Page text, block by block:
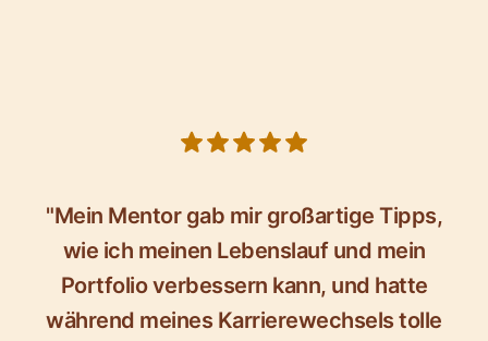
"Mein Mentor gab mir großartige Tipps,
wie ich meinen Lebenslauf und mein
Portfolio verbessern kann, und hatte
während meines Karrierewechsels tolle